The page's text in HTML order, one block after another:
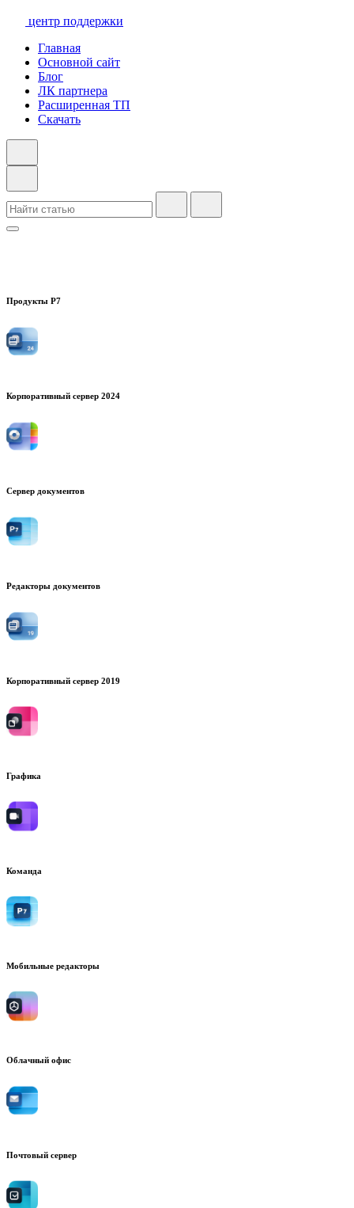
центр поддержки
Главная
Основной сайт
Блог
ЛК партнера
Расширенная ТП
Скачать
Продукты Р7
Корпоративный сервер 2024
Сервер документов
Редакторы документов
Корпоративный сервер 2019
Графика
Команда
Мобильные редакторы
Облачный офис
Почтовый сервер